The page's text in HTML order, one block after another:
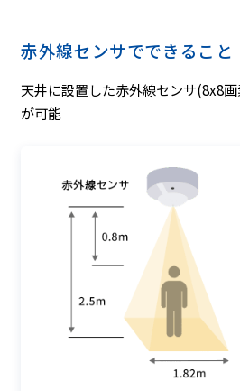
赤外線センサでできること
天井に設置した赤外線センサ(8x8
が可能